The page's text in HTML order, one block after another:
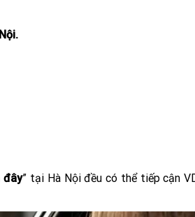
đây” tại Hà Nội đều có thể tiếp cận